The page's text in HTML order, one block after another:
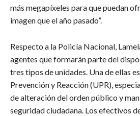
más megapíxeles para que puedan
imagen que el año pasado”.
Respecto a la Policía Nacional,
agentes que formarán parte del
tres tipos de unidades. Una de ellas
Prevención y Reacción (UPR),
de alteración del orden público y
seguridad ciudadana. Los efectivos